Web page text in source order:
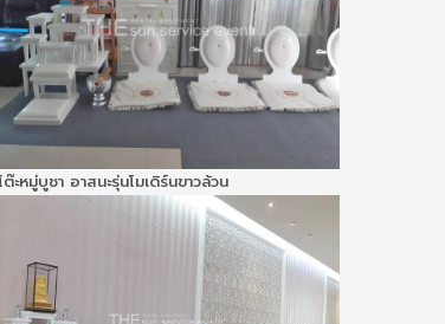
ต๊ะหมู่บูชา อาสนะรุ่นโมเดิร์นขาวล้วน